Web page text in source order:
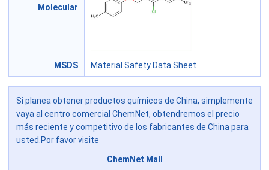
Molecular
MSDS Material Safety Data Sheet
Si planea obtener productos químicos de China, simplemente
vaya al centro comercial ChemNet, obtendremos el precio
más reciente y competitivo de los fabricantes de China para
usted.Por favor visite
ChemNet Mall